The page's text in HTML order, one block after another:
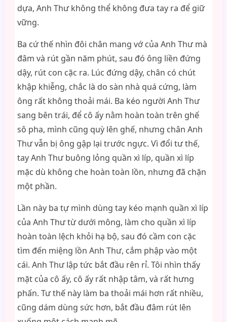
dựa, Anh Thư không thể không đưa tay ra để giữ
vững.
Ba cứ thế nhìn đôi chân mang vớ của Anh Thư mà
đâm và rút gần năm phút, sau đó ông liền đứng
dậy, rút con cặc ra. Lúc đứng dậy, chân có chút
khập khiễng, chắc là do sàn nhà quá cứng, làm
ông rất không thoải mái. Ba kéo người Anh Thư
sang bên trái, để cô ấy nằm hoàn toàn trên ghế
sô pha, mình cũng quỳ lên ghế, nhưng chân Anh
Thư vẫn bị ông gập lại trước ngực. Vì đổi tư thế,
tay Anh Thư buông lỏng quần xì líp, quần xì líp
mặc dù không che hoàn toàn lồn, nhưng đã chặn
một phần.
Lần này ba tự mình dùng tay kéo mạnh quần xì líp
của Anh Thư từ dưới mông, làm cho quần xì líp
hoàn toàn lệch khỏi hạ bộ, sau đó cầm con cặc
tìm đến miệng lồn Anh Thư, cắm phập vào một
cái. Anh Thư lập tức bắt đầu rên rỉ. Tôi nhìn thấy
mặt của cô ấy, cô ấy rất nhập tâm, và rất hưng
phấn. Tư thế này làm ba thoải mái hơn rất nhiều,
cũng dám dùng sức hơn, bắt đầu đâm rút lên